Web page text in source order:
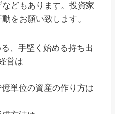
どもあります。投資家
をお願い致します。
、手堅く始める持ち出
営は
単位の資産の作り方は